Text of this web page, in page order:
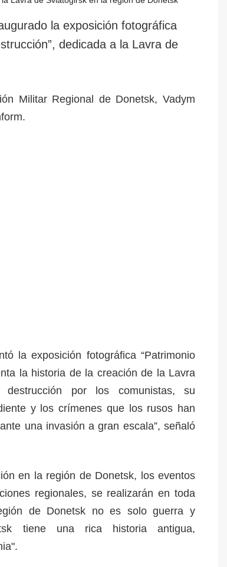
la exposición fotográfica
dedicada a la Lavra de
Militar Regional de Donetsk, Vadym
la exposición fotográfica “Patrimonio
la historia de la creación de la Lavra
por los comunistas, su
y los crímenes que los rusos han
una invasión a gran escala”, señaló
en la región de Donetsk, los eventos
regionales, se realizarán en toda
de Donetsk no es solo guerra y
tiene una rica historia antigua,